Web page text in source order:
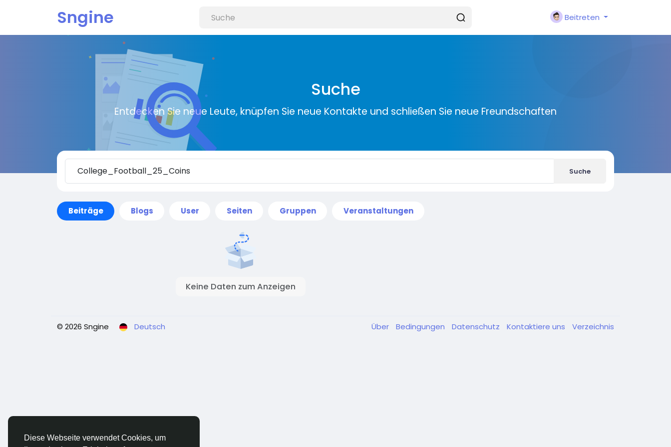
Diese Webseite verwendet Cookies, um
Sngine Beitreten
Suche
Entdecken Sie neue Leute, knüpfen Sie neue Kontakte und schließen Sie neue Freundschaften
Suche
Beiträge Blogs User Seiten Gruppen Veranstaltungen
Keine Daten zum Anzeigen
© 2026 Sngine Deutsch Über Bedingungen Datenschutz Kontaktiere uns Verzeichnis